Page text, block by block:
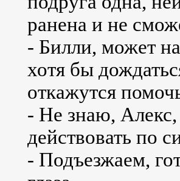
ранена и не
- Билли, может
хотя бы
откажутся
- Не знаю, Алекс,
действовать по
- Подъезжаем,